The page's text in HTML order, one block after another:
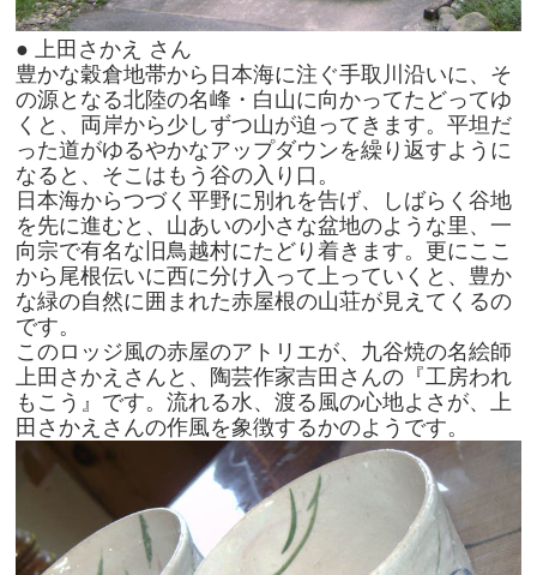
● 上田さかえ さん
豊かな穀倉地帯から日本海に注ぐ手取川沿いに、そ
の源となる北陸の名峰・白山に向かってたどってゆ
くと、両岸から少しずつ山が迫ってきます。平坦だ
った道がゆるやかなアップダウンを繰り返すように
なると、そこはもう谷の入り口。
日本海からつづく平野に別れを告げ、しばらく谷地
を先に進むと、山あいの小さな盆地のような里、一
向宗で有名な旧鳥越村にたどり着きます。更にここ
から尾根伝いに西に分け入って上っていくと、豊か
な緑の自然に囲まれた赤屋根の山荘が見えてくるの
です。
このロッジ風の赤屋のアトリエが、九谷焼の名絵師
上田さかえさんと、陶芸作家吉田さんの『工房われ
もこう』です。流れる水、渡る風の心地よさが、上
田さかえさんの作風を象徴するかのようです。